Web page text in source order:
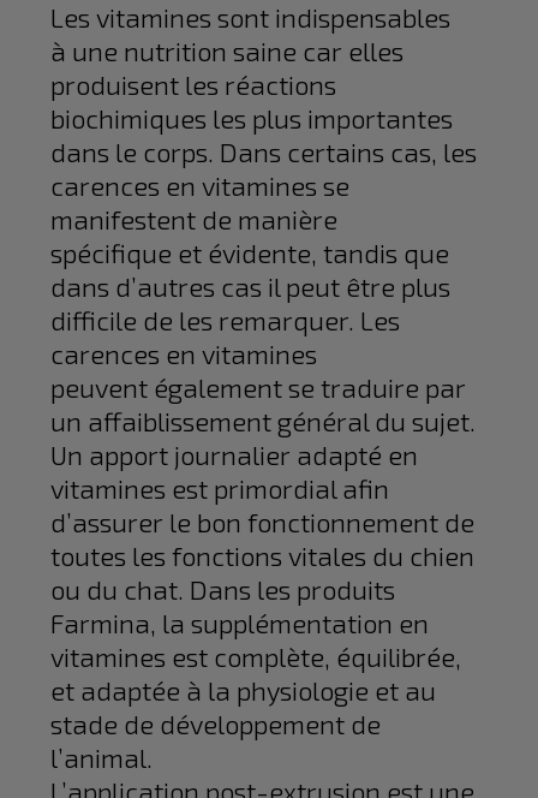
Les vitamines sont indispensables
à une nutrition saine car elles
produisent les réactions
biochimiques les plus importantes
dans le corps. Dans certains cas, les
carences en vitamines se
manifestent de manière
spécifique et évidente, tandis que
dans d’autres cas il peut être plus
difficile de les remarquer. Les
carences en vitamines
peuvent également se traduire par
un affaiblissement général du sujet.
Un apport journalier adapté en
vitamines est primordial afin
d’assurer le bon fonctionnement de
toutes les fonctions vitales du chien
ou du chat. Dans les produits
Farmina, la supplémentation en
vitamines est complète, équilibrée,
et adaptée à la physiologie et au
stade de développement de
l’animal.
L’application post-extrusion est une